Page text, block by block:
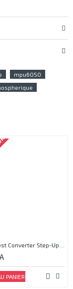
mpu6050
PANIER